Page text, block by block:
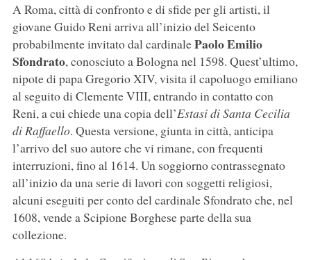
A Roma, città di confronto e di sfide per gli artisti, il
giovane Guido Reni arriva all’inizio del Seicento
probabilmente invitato dal cardinalePaolo Emilio
Sfondrato, conosciuto a Bologna nel 1598. Quest’ultimo,
nipote di papa Gregorio XIV, visita il capoluogo emiliano
al seguito di Clemente VIII, entrando in contatto con
Reni, a cui chiede una copia dell’Estasi di Santa Cecilia
di Raffaello. Questa versione, giunta in città, anticipa
l’arrivo del suo autore che vi rimane, con frequenti
interruzioni, fino al 1614. Un soggiorno contrassegnato
all’inizio da una serie di lavori con soggetti religiosi,
alcuni eseguiti per conto del cardinale Sfondrato che, nel
1608, vende a Scipione Borghese parte della sua
collezione.